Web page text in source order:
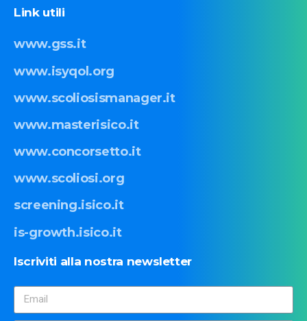
Link utili
www.gss.it
www.isyqol.org
www.scoliosismanager.it
www.masterisico.it
www.concorsetto.it
www.scoliosi.org
screening.isico.it
is-growth.isico.it
Iscriviti alla nostra newsletter